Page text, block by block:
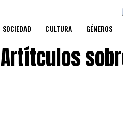
SOCIEDAD CULTURA GÉNEROS
Artítculos